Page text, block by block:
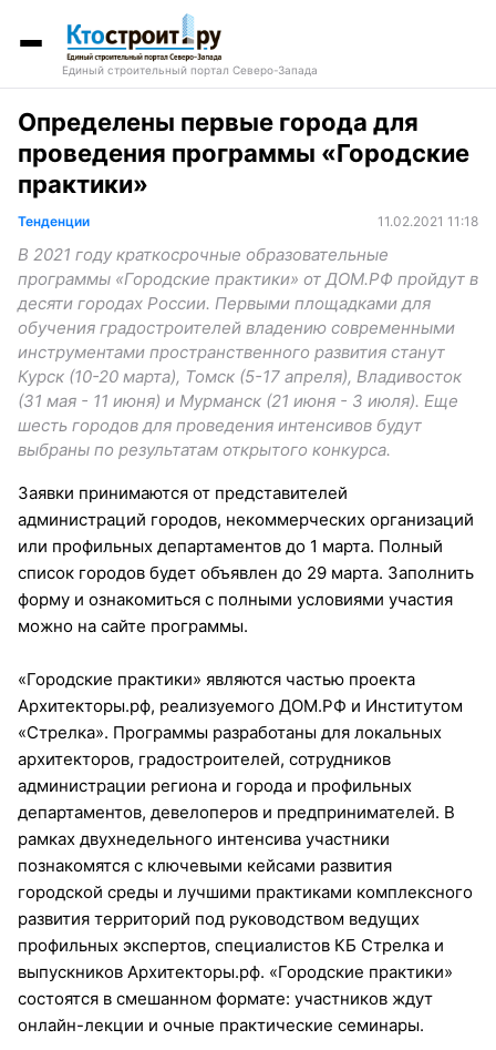
Единый строительный портал Северо-Запада
Определены первые города для
проведения программы «Городские
практики»
Тенденции 11.02.2021 11:18
В 2021 году краткосрочные образовательные
программы «Городские практики» от ДОМ.РФ пройдут в
десяти городах России. Первыми площадками для
обучения градостроителей владению современными
инструментами пространственного развития станут
Курск (10-20 марта), Томск (5-17 апреля), Владивосток
(31 мая - 11 июня) и Мурманск (21 июня - 3 июля). Еще
шесть городов для проведения интенсивов будут
выбраны по результатам открытого конкурса.
Заявки принимаются от представителей
администраций городов, некоммерческих организаций
или профильных департаментов до 1 марта. Полный
список городов будет объявлен до 29 марта. Заполнить
форму и ознакомиться с полными условиями участия
можно на сайте программы.
«Городские практики» являются частью проекта
Архитекторы.рф, реализуемого ДОМ.РФ и Институтом
«Стрелка». Программы разработаны для локальных
архитекторов, градостроителей, сотрудников
администрации региона и города и профильных
департаментов, девелоперов и предпринимателей. В
рамках двухнедельного интенсива участники
познакомятся с ключевыми кейсами развития
городской среды и лучшими практиками комплексного
развития территорий под руководством ведущих
профильных экспертов, специалистов КБ Стрелка и
выпускников Архитекторы.рф. «Городские практики»
состоятся в смешанном формате: участников ждут
онлайн-лекции и очные практические семинары.